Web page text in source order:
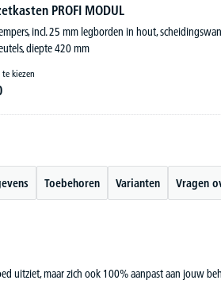
PROFI MODUL
incl. 25 mm legborden in hout,
diepte 420 mm
kiezen
Toebehoren Varianten Vragen
uitziet, maar zich ook 100% aanpast aan jouw